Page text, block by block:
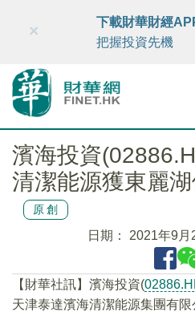
財華智庫網 FINTV
×
下載財華財經
把握投資先機
濱海投資
清潔能源獲東麗
原創
日期： 2021年9月
【財華社訊】濱海投資(
天津泰達濱海清潔能源集團有